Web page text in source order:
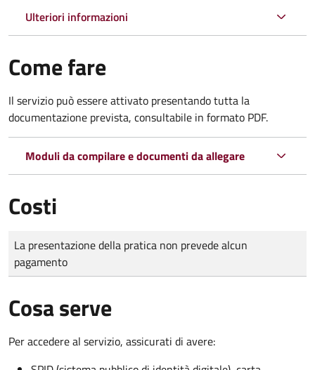
Ulteriori informazioni
Come fare
Il servizio può essere attivato presentando tutta la
documentazione prevista, consultabile in formato PDF.
Moduli da compilare e documenti da allegare
Costi
Tipo di pagamento
Importo
La presentazione della pratica non prevede alcun
pagamento
Cosa serve
Per accedere al servizio, assicurati di avere: